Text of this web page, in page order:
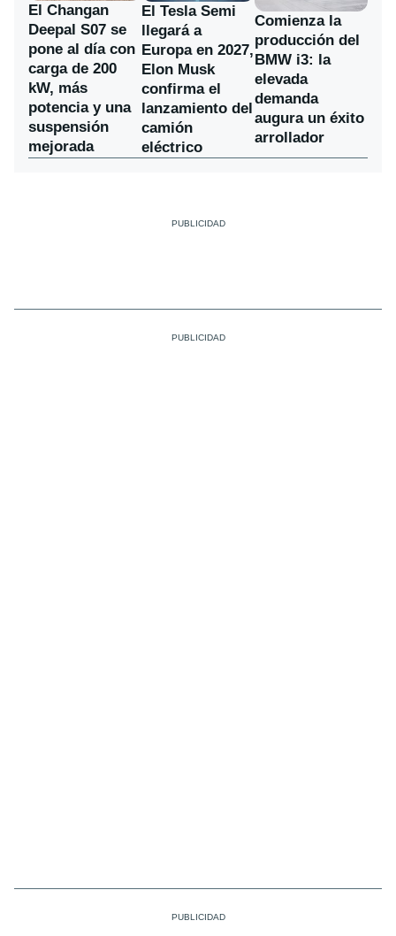
El Changan
Deepal S07 se
pone al día con
carga de 200
kW, más
potencia y una
suspensión
mejorada
El Tesla Semi
llegará a
Europa en 2027,
Elon Musk
confirma el
lanzamiento del
camión
eléctrico
Comienza la
producción del
BMW i3: la
elevada
demanda
augura un éxito
arrollador